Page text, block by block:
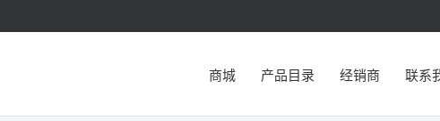
商城 产品目录 经销商 联系